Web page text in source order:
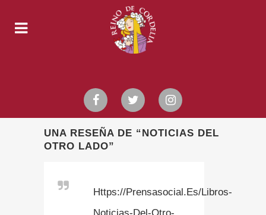
UNA RESEÑA DE “NOTICIAS DEL
OTRO LADO”
Https://prensasocial.es/libros-